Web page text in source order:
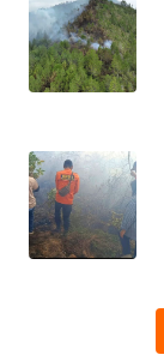
WN
BINJAI
WN
INDRAMAYU